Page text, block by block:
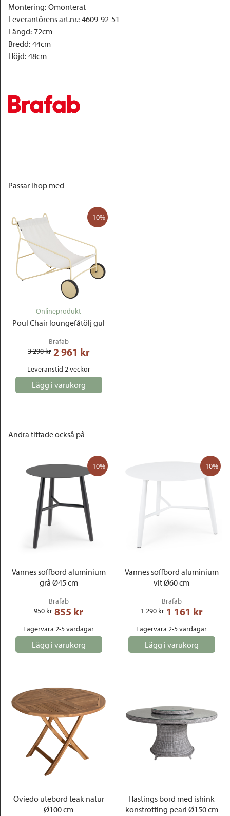
Montering: Omonterat
Leverantörens art.nr.: 4609-92-51
Längd: 72cm
Bredd: 44cm
Höjd: 48cm
Passar ihop med
-10%
Poul Chair loungefåtölj gul
Onlineprodukt
Brafab
3 290 kr 2 961 kr
Leveranstid 2 veckor
Lägg i varukorg
Andra tittade också på
-10%
Vannes soffbord aluminium
grå Ø45 cm
Brafab
950 kr 855 kr
Lagervara 2-5 vardagar
Lägg i varukorg
-10%
Vannes soffbord aluminium
vit Ø60 cm
Brafab
1 290 kr 1 161 kr
Lagervara 2-5 vardagar
Lägg i varukorg
Oviedo utebord teak natur
Ø100 cm
Hastings bord med ishink
konstrotting pearl Ø150 cm